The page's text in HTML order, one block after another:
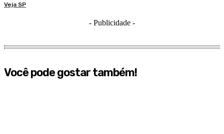
Veja SP
- Publicidade -
Você pode gostar também!